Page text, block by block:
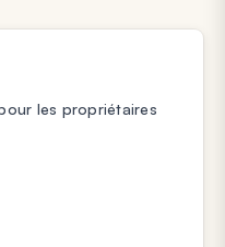
les propriétaires